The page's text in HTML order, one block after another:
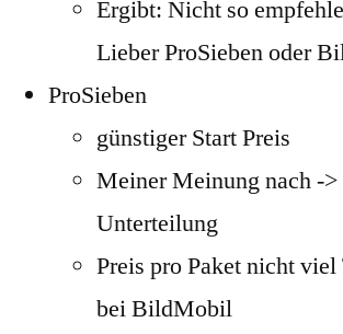
Ergibt: Nicht so
Lieber ProSieben oder
ProSieben
günstiger Start Preis
Meiner Meinung nach ->
Unterteilung
Preis pro Paket nicht viel
bei BildMobil